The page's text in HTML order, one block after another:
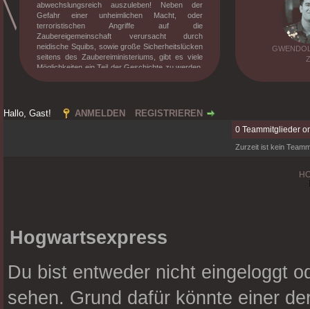
abwechslungsreich auszuleben! Neben der
Gefahr einer unheimlichen Macht, oder
terroristischen Angriffe auf die
Zaubereigemeinschaft verursacht durch
neidische Squibs, sowie große Sicherheitslücken
seitens des Zaubereiministeriums, gibt es viele
Möglichkeiten ein Teil der Geschichte zu werden.
magischen Gesellschaft. Willst du mehr
erfahren? Dann melde dich an und tauche in die
Hallo, Gast! ANMELDEN REGISTRIEREN
0 Teammitglieder
Zurzeit ist kein
Hogwartsexpress
Du bist entweder nicht eingeloggt
sehen. Grund dafür könnte einer